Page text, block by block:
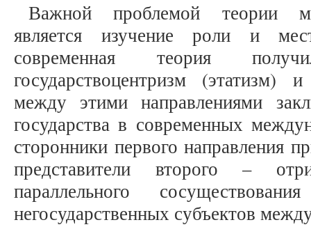
Важной проблемой теории
является изучение роли и
современная теория
государствоцентризм (этатизм)
между этими направлениями
государства в современных
сторонники первого направления
представители второго –
параллельного
негосударственных субъектов